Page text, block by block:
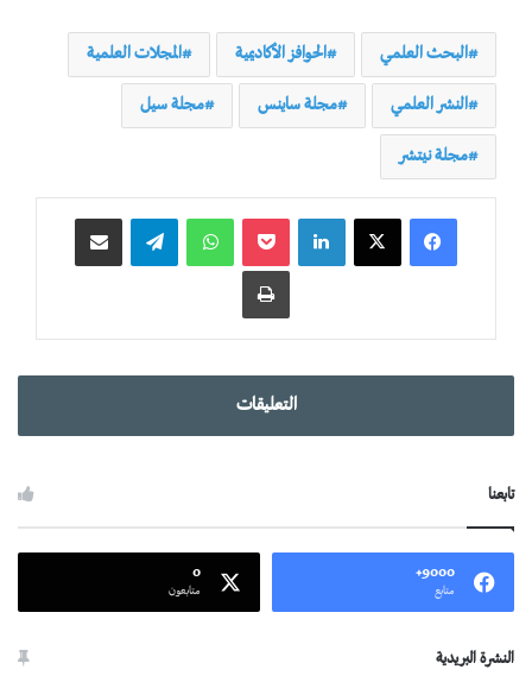
البحث العلمي الحوافز الأكاديمية المجلات العلمية
النشر العلمي مجلة ساينس مجلة سيل
مجلة نيتشر
واتساب
التعليقات
تابعنا
9000+
متابع
0
متابعون
النشرة البريدية